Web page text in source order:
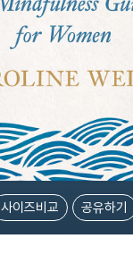
사이즈비교 공유하기